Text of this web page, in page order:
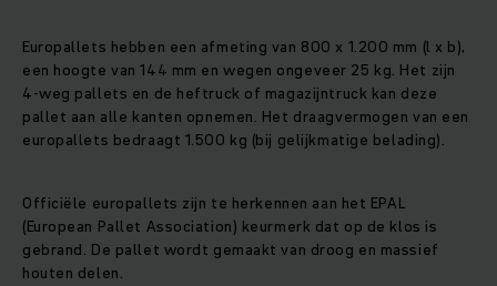
Europallets hebben een afmeting van 800 x 1.200 mm (l x b),
een hoogte van 144 mm en wegen ongeveer 25 kg. Het zijn
4-weg pallets en de heftruck of magazijntruck kan deze
pallet aan alle kanten opnemen. Het draagvermogen van een
europallets bedraagt 1.500 kg (bij gelijkmatige belading).
Officiële europallets zijn te herkennen aan het EPAL
(European Pallet Association) keurmerk dat op de klos is
gebrand. De pallet wordt gemaakt van droog en massief
houten delen.